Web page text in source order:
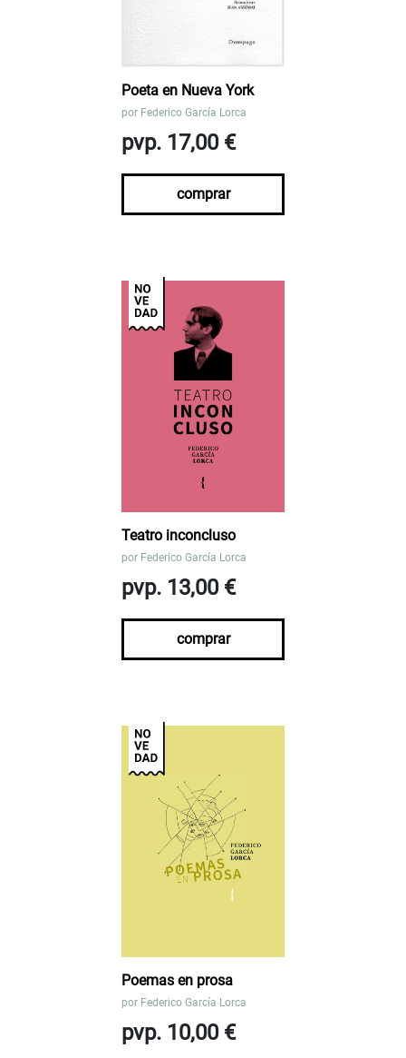
Poeta en Nueva York
por Federico García Lorca
pvp. 17,00 €
comprar
Teatro inconcluso
por Federico García Lorca
pvp. 13,00 €
comprar
Poemas en prosa
por Federico García Lorca
pvp. 10,00 €